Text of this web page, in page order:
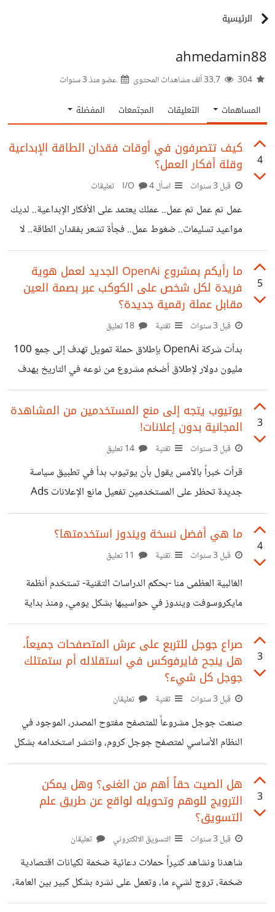
الرئيسية
ahmedamin88
عضو منذ3 سنوات
المساهمات التعليقات المجتمعات المفضلة
4
كيف تتصرفون في أوقات فقدان الطاقة الإبداعية
وقلة أفكار العمل؟
قبل 3 سنوات اسأل I/O4 تعليقات
عمل ثم عمل ثم عمل.. عملك يعتمد على الأفكار الإبداعية.. لديك
مواعيد تسليمات.. ضغوط عمل.. فجأة تشعر بفقدان الطاقة.. لا
أفكار على الإطلاق.. لا قدرة على الكتابة.. تجرب أن تبتعد قليلاً
وتأخذ فترة راحة فيطاردك التوتر والقلق بشأن العمل.. فتعود
وتحاول ولكن دون جدوى.. ماذا تفعلون في تلك الأوقات؟ وكيف
تشحنون بطاريات أرواحكم بالطاقة الإيجابية للعودة مرة أخرى
بشغف وإبداع لساحة العمل الإبداعي؟
5
ما رأيكم بمشروع OpenAi الجديد لعمل هوية
فريدة لكل شخص على الكوكب عبر بصمة العين
مقابل عملة رقمية جديدة؟
قبل 3 سنوات تقنية
بدأت شركة OpenAi بإطلاق حملة تمويل تهدف إلى جمع 100
مليون دولار لإطلاق أضخم مشروع من نوعه في التاريخ يهدف
إلى مسح بصمة العين لكل إنسان على الكوكب، مقابل عملات
رقمية جديدة تدعى WorldCoin وتهدف تلك الحملة إلى تكوين
أكبر قاعدة بيانات لهويات المستخدمين في التاريخ، تتضمن سجل
بصمات العين لكل شخص في العالم، وذلك لغرض القضاء على
الهويات المزيفة وال bots التي تنتحل صفة بشر، وكذلك
التقييمات المزيفة على مواقع البيع والشراء ومواقع التواصل
3
يوتيوب يتجه إلى منع المستخدمين من المشاهدة
المجانية بدون إعلانات!
قبل 3 سنوات تقنية
قرأت خبراً بالأمس يقول بأن يوتيوب بدأ في تطبيق سياسة
جديدة تحظر على المستخدمين تفعيل مانع الإعلانات Ads
Blockers أثناء استخدام الخطة المجانية من يوتيوب. وفي
حال اكتشاف يوتيوب وجود مانع إعلانات على المتصفح فإنه
يخيرك بين تعطيل مانع الإعلانات والسماح بعرض الإعلانات، أو
بدون إعلانات. بالطبع نحن نتفهم أهمية الإعلانات كمصدر الدخل
الوحيد ليوتيوب وصانعي المحتوى عليه، ولكن هل تظن أن
يوتيوب يبالغ قليلاً بفرضه الإعلانات غير القابلة للتخطي والتي
يجبر المشاهد على
4
ما هي أفضل نسخة ويندوز استخدمتها؟
قبل 3 سنوات تقنية
الغالبية العظمى منا -بحكم الدراسات التقنية- تستخدم أنظمة
مايكروسوفت ويندوز في حواسيبها بشكل يومي، ومنذ بداية
تاريخ أنظمة مايكروسوفت صدرت العديد من إصدارات النظام
والتي لاقت شعبية كبيرة، بداية من ويندوز 3.1 ثم ويندوز 95
ثم 98، ومروراً بويندوز XP الذي حقق طفرة هائلة وشعبية
10 ثم 11 وبينهما العديد من النسخ الفرعية التي لم تلق شعبية
مماثلة. فمن خلال استخدامك لتلك الأنظمة أو البعض منها، ما
هي
3
صراع جوجل للتربع على عرش المتصفحات جميعاً،
هل ينجح فايرفوكس في استقلاله أم ستمتلك
جوجل كل شيء؟
قبل 3 سنوات تقنية تعليقان
صنعت جوجل مشروعاً للمتصفح مفتوح المصدر، الموجود في
النظام الأساسي لمتصفح جوجل كروم، وانتشر استخدامه بشكل
كبير ونال حصة سوقية هي الأضخم، مما دفع العديد من الشركات
المنتجة للمتصفحات لبناء متصفحاتها على نواة كروميوم لجذب
المستخدمين وأشهرها: - أوبرا - بريف - ياندكس - تورش - إيبك -
كومودو دراجون وغيرها. وكافحت مايكروسوفت طويلاً في
التسويق لمتصفحاتها مثل إنترنت إكسبلورر سابقاً، ومايكروسوفت
إيدج لاحقاً، ولكنها فشلت فشلاً ذريعاً في الحصول على حصة
سوقية مرضية لمتصفحاتها، مما دفع بها إلى الرضوخ
3
هل الصيت حقاً أهم من الغنى؟ وهل يمكن
الترويج للوهم وتحويله لواقع عن طريق علم
التسويق؟
قبل 3 سنوات التسويق الالكتروني تعليقان
شاهدنا ونشاهد كثيراً حملات دعائية ضخمة لكيانات اقتصادية
ضخمة، تروج لشيء ما، وتعمل على نشره بشكل كبير بين العامة،
ثم لا تمر فترة طويلة حتى نتفاجأ جميعاً بحقيقة هذه الأشياء